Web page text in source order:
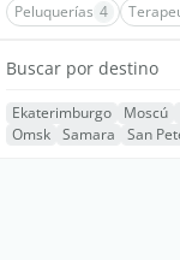
Peluquerías 4
Buscar por destino
Ekaterimburgo Moscú
Omsk Samara San